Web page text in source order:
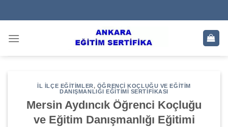
to
İL İLÇE EĞITIMLER, ÖĞRENCI KOÇLUĞU VE EĞITIM
DANIŞMANLIĞI EĞITIMI SERTIFIKASI
Mersin Aydıncık Öğrenci Koçluğu
ve Eğitim Danışmanlığı Eğitimi